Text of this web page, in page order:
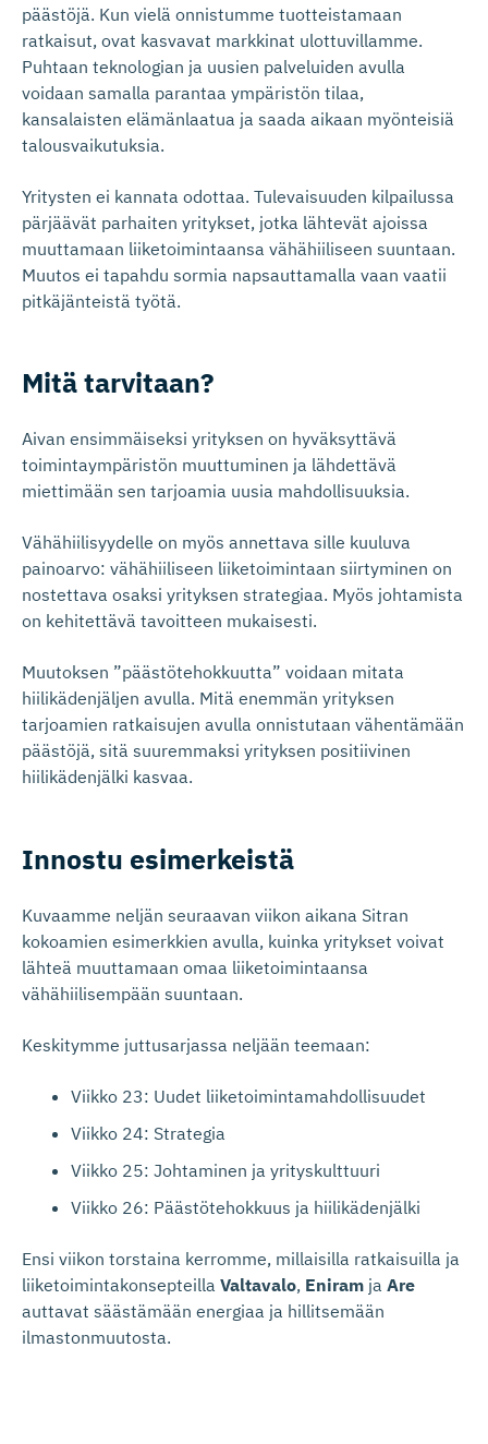
päästöjä. Kun vielä onnistumme tuotteistamaan
ratkaisut, ovat kasvavat markkinat ulottuvillamme.
Puhtaan teknologian ja uusien palveluiden avulla
voidaan samalla parantaa ympäristön tilaa,
kansalaisten elämänlaatua ja saada aikaan myönteisiä
talousvaikutuksia.
Yritysten ei kannata odottaa. Tulevaisuuden kilpailussa
pärjäävät parhaiten yritykset, jotka lähtevät ajoissa
muuttamaan liiketoimintaansa vähähiiliseen suuntaan.
Muutos ei tapahdu sormia napsauttamalla vaan vaatii
pitkäjänteistä työtä.
Mitä tarvitaan?
Aivan ensimmäiseksi yrityksen on hyväksyttävä
toimintaympäristön muuttuminen ja lähdettävä
miettimään sen tarjoamia uusia mahdollisuuksia.
Vähähiilisyydelle on myös annettava sille kuuluva
painoarvo: vähähiiliseen liiketoimintaan siirtyminen on
nostettava osaksi yrityksen strategiaa. Myös johtamista
on kehitettävä tavoitteen mukaisesti.
Muutoksen ”päästötehokkuutta” voidaan mitata
hiilikädenjäljen avulla. Mitä enemmän yrityksen
tarjoamien ratkaisujen avulla onnistutaan vähentämään
päästöjä, sitä suuremmaksi yrityksen positiivinen
hiilikädenjälki kasvaa.
Innostu esimerkeistä
Kuvaamme neljän seuraavan viikon aikana Sitran
kokoamien esimerkkien avulla, kuinka yritykset voivat
lähteä muuttamaan omaa liiketoimintaansa
vähähiilisempään suuntaan.
Keskitymme juttusarjassa neljään teemaan:
Viikko 23: Uudet liiketoimintamahdollisuudet
Viikko 24: Strategia
Viikko 25: Johtaminen ja yrityskulttuuri
Viikko 26: Päästötehokkuus ja hiilikädenjälki
Ensi viikon torstaina kerromme, millaisilla ratkaisuilla ja
liiketoimintakonsepteilla Valtavalo, Eniram ja Are
auttavat säästämään energiaa ja hillitsemään
ilmastonmuutosta.